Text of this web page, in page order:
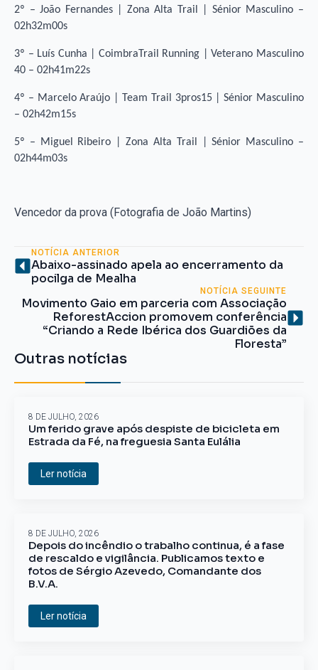
2º – João Fernandes | Zona Alta Trail | Sénior Masculino –
02h32m00s
3º – Luís Cunha | CoimbraTrail Running | Veterano Masculino
40 – 02h41m22s
4º – Marcelo Araújo | Team Trail 3pros15 | Sénior Masculino
– 02h42m15s
5º – Miguel Ribeiro | Zona Alta Trail | Sénior Masculino –
02h44m03s
Vencedor da prova (Fotografia de João Martins)
NOTÍCIA ANTERIOR
Abaixo-assinado apela ao encerramento da
pocilga de Mealha
NOTÍCIA SEGUINTE
Movimento Gaio em parceria com Associação
ReforestAccion promovem conferência
“Criando a Rede Ibérica dos Guardiões da
Floresta”
Outras notícias
Um ferido grave após despiste de bicicleta em
Estrada da Fé, na freguesia Santa Eulália
8 DE JULHO, 2026
Ler notícia
Depois do incêndio o trabalho continua, é a fase
de rescaldo e vigilância. Publicamos texto e
fotos de Sérgio Azevedo, Comandante dos
B.V.A.
8 DE JULHO, 2026
Ler notícia